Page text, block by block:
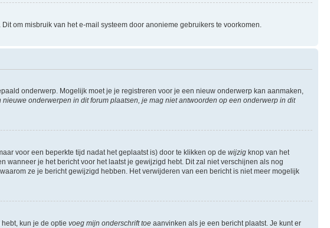
om misbruik van het e-mail systeem door anonieme gebruikers te voorkomen.
onderwerp. Mogelijk moet je je registreren voor je een nieuw onderwerp kan aanmaken,
nieuwe onderwerpen in dit forum plaatsen, je mag niet antwoorden op een onderwerp in dit
voor een beperkte tijd nadat het geplaatst is) door te klikken op de wijzig knop van het
wanneer je het bericht voor het laatst je gewijzigd hebt. Dit zal niet verschijnen als nog
ze je bericht gewijzigd hebben. Het verwijderen van een bericht is niet meer mogelijk
kun je de optie voeg mijn onderschrift toe aanvinken als je een bericht plaatst. Je kunt er